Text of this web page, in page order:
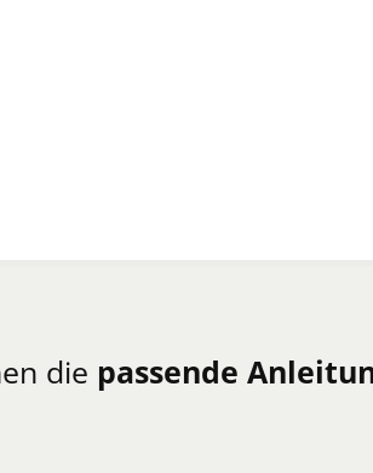
die passende